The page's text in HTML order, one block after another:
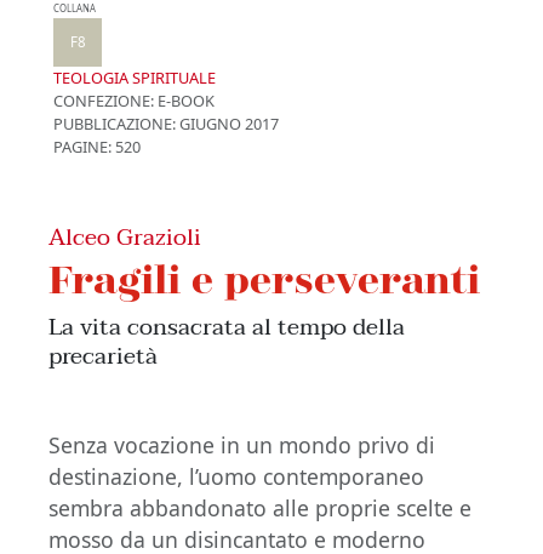
COLLANA
F8
TEOLOGIA SPIRITUALE
CONFEZIONE: E-BOOK
PUBBLICAZIONE:GIUGNO 2017
PAGINE: 520
Alceo Grazioli
Fragili e perseveranti
La vita consacrata al tempo della
precarietà
Senza vocazione in un mondo privo di
destinazione, l’uomo contemporaneo
sembra abbandonato alle proprie scelte e
mosso da un disincantato e moderno